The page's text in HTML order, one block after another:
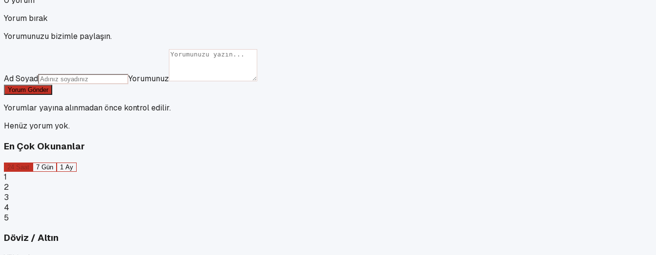
Yorum bırak
Yorumunuzu bizimle paylaşın.
Ad Soyad Yorumunuz
Yorum Gönder
Yorumlar yayına alınmadan önce kontrol edilir.
Henüz yorum yok.
En Çok Okunanlar
24 Saat 7 Gün 1 Ay
1
2
3
4
5
Döviz / Altın